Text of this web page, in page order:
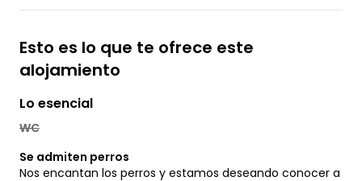
Esto es lo que te ofrece este
alojamiento
Lo esencial
WC
Se admiten perros
Nos encantan los perros y estamos deseando conocer a